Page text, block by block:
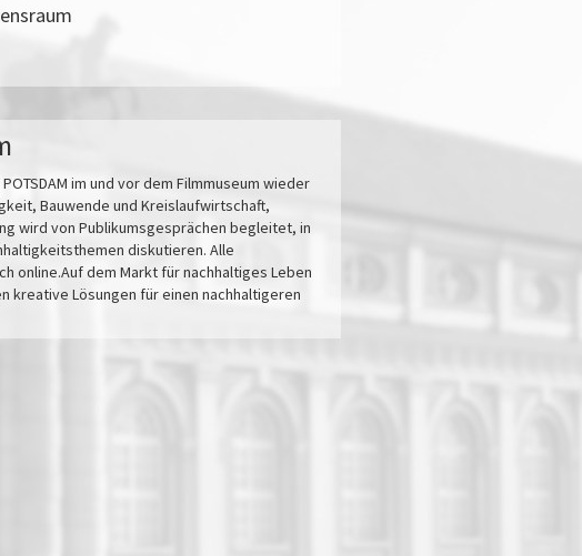
im und vor dem Filmmuseum wieder
Bauwende und Kreislaufwirtschaft,
wird von Publikumsgesprächen begleitet, in
diskutieren. Alle
online.Auf dem Markt für nachhaltiges Leben
kreative Lösungen für einen nachhaltigeren